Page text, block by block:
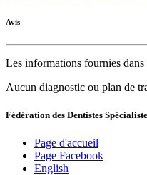
Avis
Les informations fournies dans
Aucun diagnostic ou plan de
Fédération des Dentistes
Page d'accueil
Page Facebook
English